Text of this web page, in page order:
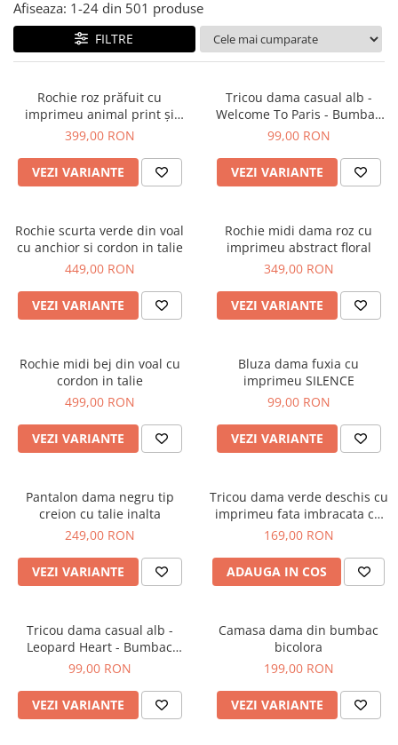
Tricouri si topuri
Rochii de eveniment
Afiseaza: 1-24 din 501 produse
FILTRE
Rochie roz prăfuit cu
imprimeu animal print și
curea
399,00 RON
VEZI VARIANTE
Tricou dama casual alb -
Welcome To Paris - Bumbac
Organic
99,00 RON
VEZI VARIANTE
Rochie scurta verde din voal
cu anchior si cordon in talie
449,00 RON
VEZI VARIANTE
Rochie midi dama roz cu
imprimeu abstract floral
349,00 RON
VEZI VARIANTE
Rochie midi bej din voal cu
cordon in talie
499,00 RON
VEZI VARIANTE
Bluza dama fuxia cu
imprimeu SILENCE
99,00 RON
VEZI VARIANTE
Pantalon dama negru tip
creion cu talie inalta
249,00 RON
VEZI VARIANTE
Tricou dama verde deschis cu
imprimeu fata imbracata cu
alb si inghetata in mana
169,00 RON
ADAUGA IN COS
Tricou dama casual alb -
Leopard Heart - Bumbac
Organic
99,00 RON
VEZI VARIANTE
Camasa dama din bumbac
bicolora
199,00 RON
VEZI VARIANTE